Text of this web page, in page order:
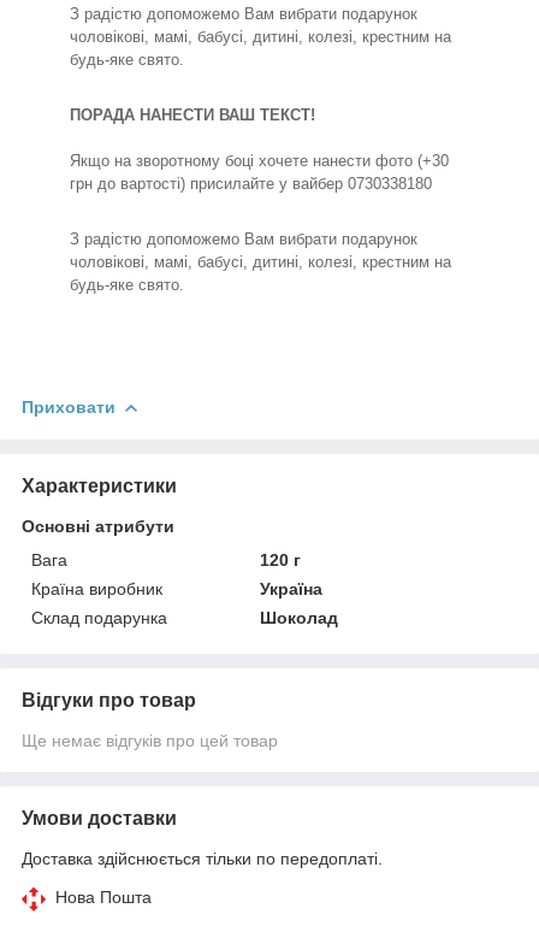
З радістю допоможемо Вам вибрати подарунок
чоловікові, мамі, бабусі, дитині, колезі, крестним на
будь-яке свято.
ПОРАДА НАНЕСТИ ВАШ ТЕКСТ!
Якщо на зворотному боці хочете нанести фото (+30
грн до вартості) присилайте у вайбер 0730338180
З радістю допоможемо Вам вибрати подарунок
чоловікові, мамі, бабусі, дитині, колезі, крестним на
будь-яке свято.
Приховати
Характеристики
Основні атрибути
Вага
120 г
Країна виробник
Україна
Склад подарунка
Шоколад
Відгуки про товар
Ще немає відгуків про цей товар
Умови доставки
Доставка здійснюється тільки по передоплаті.
Нова Пошта